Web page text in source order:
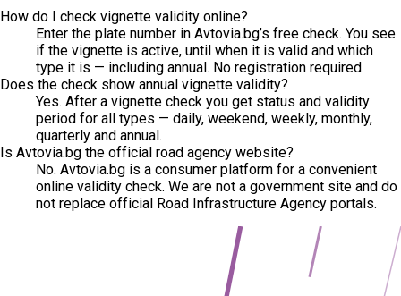
How do I check vignette validity online?
Enter the plate number in Avtovia.bg’s free check. You see
if the vignette is active, until when it is valid and which
type it is — including annual. No registration required.
Does the check show annual vignette validity?
Yes. After a vignette check you get status and validity
period for all types — daily, weekend, weekly, monthly,
quarterly and annual.
Is Avtovia.bg the official road agency website?
No. Avtovia.bg is a consumer platform for a convenient
online validity check. We are not a government site and do
not replace official Road Infrastructure Agency portals.